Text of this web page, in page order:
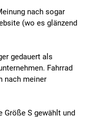
nach sogar
(wo es glänzend
gedauert als
Fahrrad
nach meiner
Größe S gewählt und